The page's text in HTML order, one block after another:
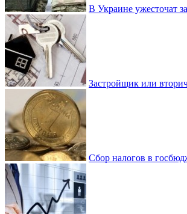
В Украине ужесточат
Застройщик или
Сбор налогов в